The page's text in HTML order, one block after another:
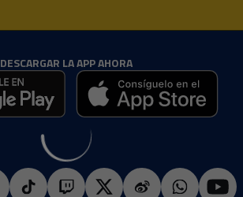
DESCARGAR LA APP AHORA